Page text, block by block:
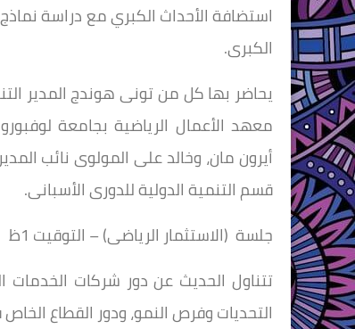
استضافة الأحداث الكبري مع دراسة
الكبرى.
يحاضر بها كل من تونى هوندج المدير
معهد الأعمال الرياضية بجامعة
أيرون مان، وخالد على المولوى نائب
قسم التنمية الدولية للدورى الأسبانى.
جلسة (الاستثمار الرياضى) – التوقيت 1ظ
تتناول الحديث عن دور شركات الخدمات
التحديات وفرص النمو، ودور القطاع